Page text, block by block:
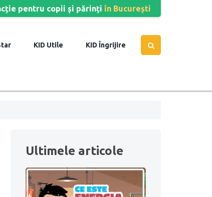
pentru copii și părinți în București
Utile Îngrijire
Ultimele articole